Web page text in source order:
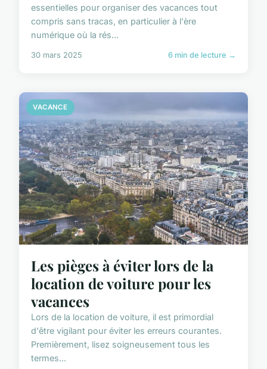
essentielles pour organiser des vacances tout
compris sans tracas, en particulier à l'ère
numérique où la rés...
30 mars 2025 6 min de lecture →
VACANCE
Les pièges à éviter lors de la
location de voiture pour les
vacances
Lors de la location de voiture, il est primordial
d'être vigilant pour éviter les erreurs courantes.
Premièrement, lisez soigneusement tous les
termes...